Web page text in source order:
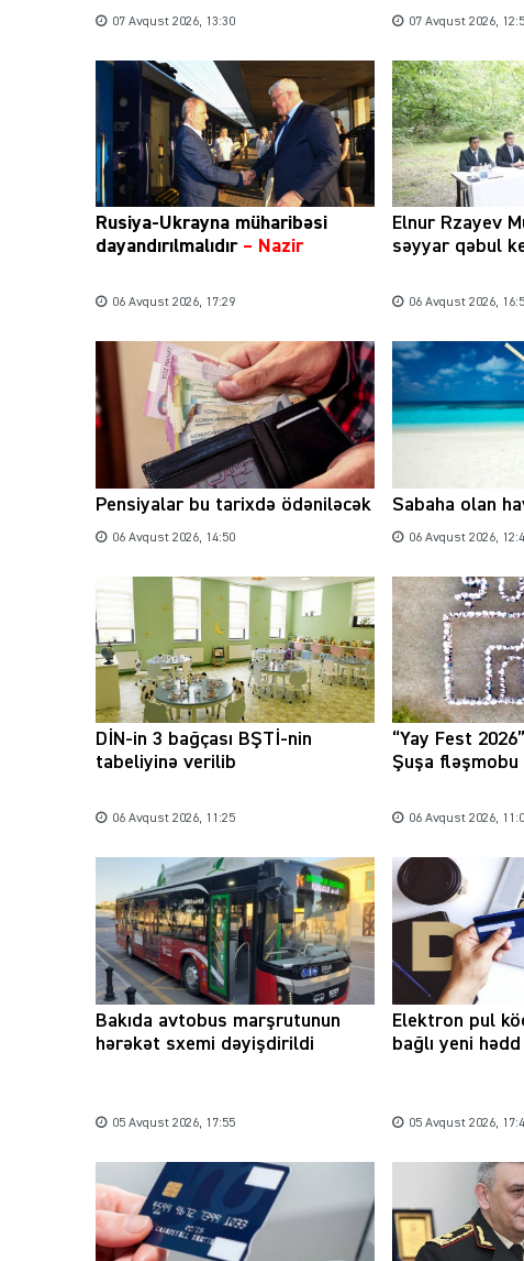
07 Avqust 2026, 13:30 07 Avqust 2026,
Rusiya-Ukrayna müharibəsi
dayandırılmalıdır– Nazir
06 Avqust 2026, 17:29
Elnur Rzayev
səyyar qəbul
06 Avqust 2026,
Pensiyalar bu tarixdə ödəniləcək
06 Avqust 2026, 14:50
Sabaha olan
06 Avqust 2026,
DİN-in 3 bağçası BŞTİ-nin
tabeliyinə verilib
06 Avqust 2026, 11:25
“Yay Fest
Şuşa
06 Avqust 2026,
Bakıda avtobus marşrutunun
hərəkət sxemi dəyişdirildi
05 Avqust 2026, 17:55
Elektron pul
bağlı yeni
05 Avqust 2026,